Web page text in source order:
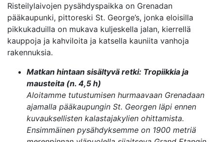
Risteilylaivojen pysähdyspaikka on Grenadan
pääkaupunki, pittoreski St. George’s, jonka eloisilla
pikkukaduilla on mukava kuljeskella jalan, kierrellä
kauppoja ja kahviloita ja katsella kauniita vanhoja
rakennuksia.
Matkan hintaan sisältyvä retki: Tropiikkia ja
mausteita (n. 4,5 h)
Aloitamme tutustumisen hurmaavaan Grenadaan
ajamalla pääkaupungin St. Georgen läpi ennen
kuvauksellisten kalastajakylien ohittamista.
Ensimmäinen pysähdyksemme on 1900 metriä